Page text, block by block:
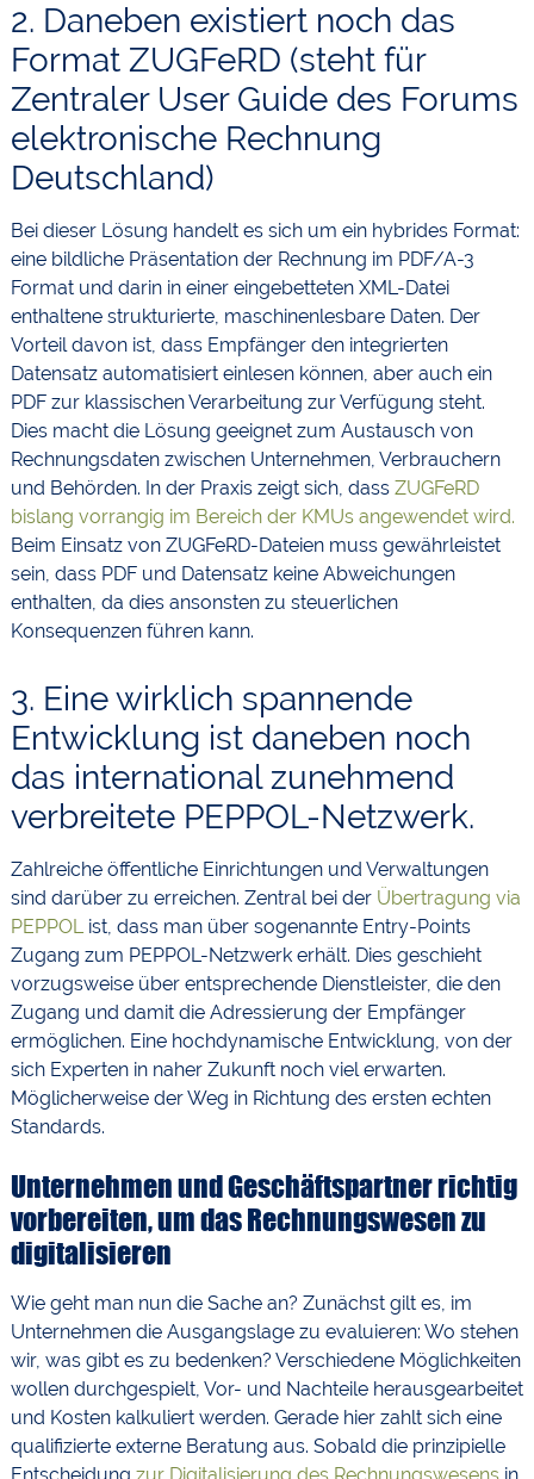
2. Daneben existiert noch das
Format ZUGFeRD (steht für
Zentraler User Guide des Forums
elektronische Rechnung
Deutschland)
Bei dieser Lösung handelt es sich um ein hybrides Format:
eine bildliche Präsentation der Rechnung im PDF/A-3
Format und darin in einer eingebetteten XML-Datei
enthaltene strukturierte, maschinenlesbare Daten. Der
Vorteil davon ist, dass Empfänger den integrierten
Datensatz automatisiert einlesen können, aber auch ein
PDF zur klassischen Verarbeitung zur Verfügung steht.
Dies macht die Lösung geeignet zum Austausch von
Rechnungsdaten zwischen Unternehmen, Verbrauchern
und Behörden. In der Praxis zeigt sich, dass ZUGFeRD
bislang vorrangig im Bereich der KMUs angewendet wird.
Beim Einsatz von ZUGFeRD-Dateien muss gewährleistet
sein, dass PDF und Datensatz keine Abweichungen
enthalten, da dies ansonsten zu steuerlichen
Konsequenzen führen kann.
3. Eine wirklich spannende
Entwicklung ist daneben noch
das international zunehmend
verbreitete PEPPOL-Netzwerk.
Zahlreiche öffentliche Einrichtungen und Verwaltungen
sind darüber zu erreichen. Zentral bei der Übertragung via
PEPPOList, dass man über sogenannte Entry-Points
Zugang zum PEPPOL-Netzwerk erhält. Dies geschieht
vorzugsweise über entsprechende Dienstleister, die den
Zugang und damit die Adressierung der Empfänger
ermöglichen. Eine hochdynamische Entwicklung, von der
sich Experten in naher Zukunft noch viel erwarten.
Möglicherweise der Weg in Richtung des ersten echten
Standards.
Unternehmen und Geschäftspartner richtig
vorbereiten, um das Rechnungswesen zu
digitalisieren
Wie geht man nun die Sache an? Zunächst gilt es, im
Unternehmen die Ausgangslage zu evaluieren: Wo stehen
wir, was gibt es zu bedenken? Verschiedene Möglichkeiten
wollen durchgespielt, Vor- und Nachteile herausgearbeitet
und Kosten kalkuliert werden. Gerade hier zahlt sich eine
qualifizierte externe Beratung aus. Sobald die prinzipielle